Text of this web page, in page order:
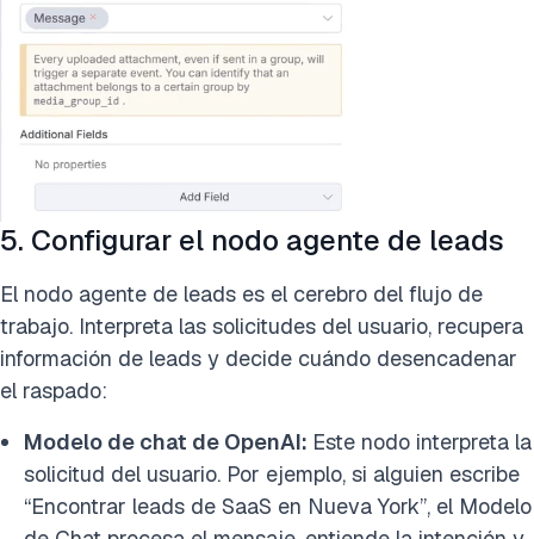
5. Configurar el nodo agente de leads
El nodo agente de leads es el cerebro del flujo de
trabajo. Interpreta las solicitudes del usuario, recupera
información de leads y decide cuándo desencadenar
el raspado:
Modelo de chat de OpenAI: Este nodo interpreta la
solicitud del usuario. Por ejemplo, si alguien escribe
“Encontrar leads de SaaS en Nueva York”, el Modelo